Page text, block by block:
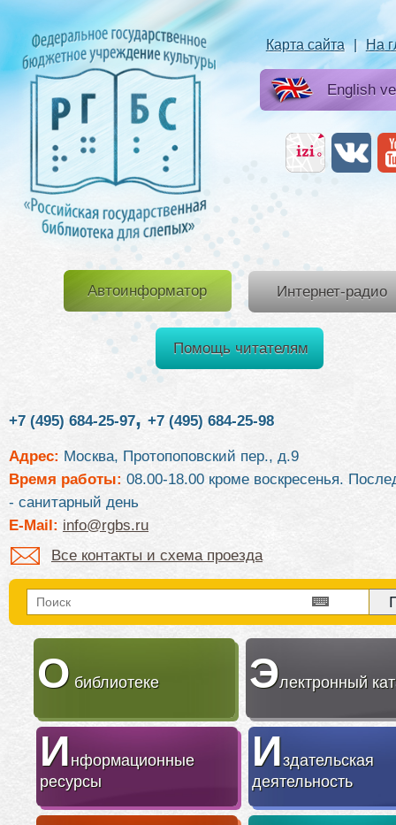
Карта сайта | На
English
Автоинформатор Интернет-радио
Помощь читателям
+7 (495) 684-25-97, +7 (495) 684-25-98
Адрес: Москва, Протопоповский пер., д.9
Время работы: 08.00-18.00 кроме воскресенья.
- санитарный день
E-Mail: info@rgbs.ru
Все контакты и схема проезда
О библиотеке Электронный
Информационные
ресурсы
Издательская
деятельность